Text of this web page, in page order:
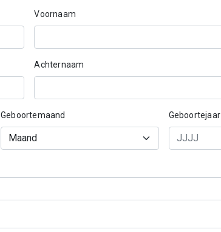
Voornaam
Achternaam
Geboortemaand Geboortejaar